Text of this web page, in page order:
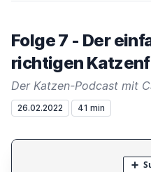
Folge 7 - Der
richtigen
26.02.2022 41 min